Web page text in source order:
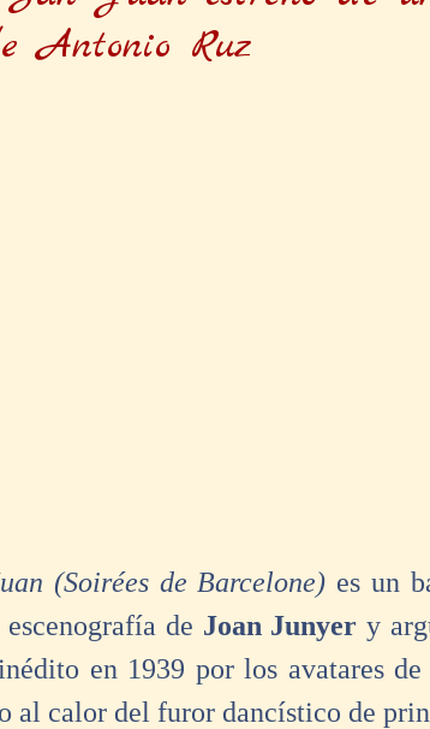
Antonio Ruz
(Soirées de Barcelone)
escenografía de Joan Junyer y
en 1939 por los avatares
al calor del furor dancístico de